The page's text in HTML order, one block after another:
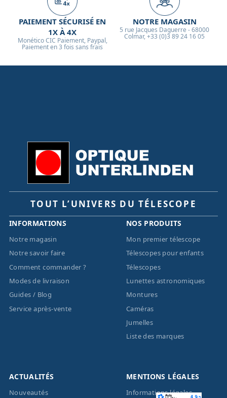
PAIEMENT SÉCURISÉ EN
1X À 4X
Monético CIC Paiement, Paypal,
Paiement en 3 fois sans frais
NOTRE MAGASIN
5 rue Jacques Daguerre - 68000
Colmar, +33 (0)3 89 24 16 05
TOUT L’UNIVERS DU TÉLESCOPE
INFORMATIONS
Notre magasin
Notre savoir faire
Comment commander ?
Modes de livraison
Guides / Blog
Service après-vente
NOS PRODUITS
Mon premier télescope
Télescopes pour enfants
Télescopes
Lunettes astronomiques
Montures
Caméras
Jumelles
Liste des marques
ACTUALITÉS
Nouveautés
MENTIONS LÉGALES
Informations légales